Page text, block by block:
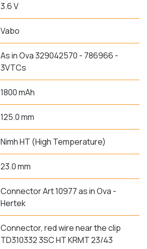
3.6 V
Vabo
As in Ova 329042570 - 786966 -
3VTCs
1800 mAh
125.0 mm
Nimh HT (High Temperature)
23.0 mm
Connector Art 10977 as in Ova -
Hertek
Connector, red wire near the clip
TD310332 3SC HT KRMT 23/43